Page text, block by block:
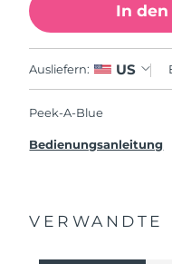
In
Ausliefern: US
Peek-A-Blue
Bedienungsanleitung
VERWANDTE